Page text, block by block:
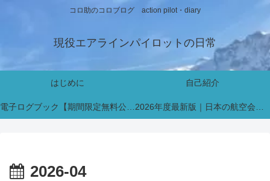
コロ助のコロブログ action pilot・diary
現役エアラインパイロットの日常
はじめに 自己紹介
電子ログブック【期間限定無料公開中】 2026年度最新版｜日本の航空会社パイロット採用・インターン情報まとめ【新卒・既卒対応】
2026-04